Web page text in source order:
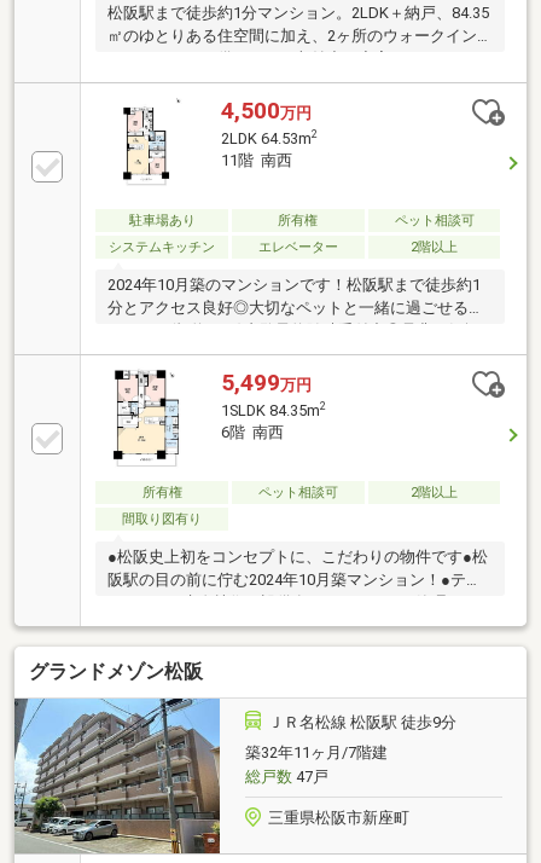
松阪駅まで徒歩約1分マンション。2LDK＋納戸、84.35
㎡のゆとりある住空間に加え、2ヶ所のウォークイン
南西角部屋につき陽当たり・通風良好。パウダールー
ム横にはユーティリティルームがあり、家事や収納ス
ペースとして多用途に活用できます。ペット飼育可
（規約あり）なので大切なご家族と快適に暮らせる住
まいです。ご内覧予約随時受付中！ぜひお気軽にお問
具はAIにより削除しております。
4,500万円
2LDK 64.53m2
11階 南西
駐車場あり 所有権
ペット相談可
システムキッチン
エレベーター 2階以上
2024年10月築のマンションです！松阪駅まで徒歩約1
分とアクセス良好◎大切なペットと一緒に過ごせるマ
にお問い合わせ下さい！
5,499万円
1SLDK 84.35m2
6階 南西
所有権 ペット相談可
2階以上
間取り図有り
●松阪史上初をコンセプトに、こだわりの物件です●松
阪駅の目の前に佇む2024年10月築マンション！●テブ
ションです！ ～24時間コールセンターなど充実した生
活～大切なペットと一緒に暮らせるマンションです(規
約あり)お気軽にお問い合わせください！※災害積立
金：月額300円※家具・家電・什器は付帯しません。
グランドメゾン松阪
ＪＲ名松線 松阪駅 徒歩9分
築32年11ヶ月/7階建
総戸数47戸
三重県松阪市新座町